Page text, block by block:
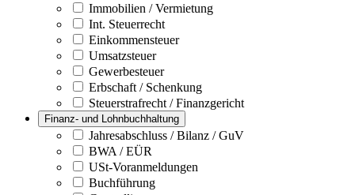
Immobilien / Vermietung
Int. Steuerrecht
Einkommensteuer
Umsatzsteuer
Gewerbesteuer
Erbschaft / Schenkung
Steuerstrafrecht / Finanzgericht
Finanz- und Lohnbuchhaltung
Jahresabschluss / Bilanz / GuV
BWA / EÜR
USt-Voranmeldungen
Buchführung